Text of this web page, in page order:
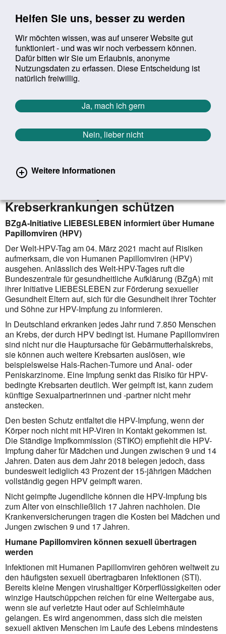
Helfen Sie uns, besser zu werden
Wir möchten wissen, was auf unserer Website gut
funktioniert - und was wir noch verbessern können.
Dafür bitten wir Sie um Erlaubnis, anonyme
Nutzungsdaten zu erfassen. Diese Entscheidung ist
natürlich freiwillig.
Ja, mach ich gern
Nein, lieber nicht
Weitere Informationen
Suchbegriff:
Sie befinden sich hier:
Startseite Aktuelles Aktuelle Meldungen
Aktuelle Meldungen
Zurück zur Übersicht erster
vorheriger
1372/1627
Welt-HPV-Tag: Impfung kann junge
Krebserkrankungen schützen
BZgA-Initiative LIEBESLEBEN informiert über Humane
Papillomviren (HPV)
Der Welt-HPV-Tag am 04. März 2021 macht auf Risiken
aufmerksam, die von Humanen Papillomviren (HPV)
ausgehen. Anlässlich des Welt-HPV-Tages ruft die
Bundeszentrale für gesundheitliche Aufklärung (BZgA) mit
ihrer Initiative LIEBESLEBEN zur Förderung sexueller
Gesundheit Eltern auf, sich für die Gesundheit ihrer Töchter
und Söhne zur HPV-Impfung zu informieren.
In Deutschland erkranken jedes Jahr rund 7.850 Menschen
an Krebs, der durch HPV bedingt ist. Humane Papillomviren
sind nicht nur die Hauptursache für Gebärmutterhalskrebs,
sie können auch weitere Krebsarten auslösen, wie
beispielsweise Hals-Rachen-Tumore und Anal- oder
Peniskarzinome. Eine Impfung senkt das Risiko für HPV-
bedingte Krebsarten deutlich. Wer geimpft ist, kann zudem
künftige Sexualpartnerinnen und -partner nicht mehr
anstecken.
Den besten Schutz entfaltet die HPV-Impfung, wenn der
Körper noch nicht mit HP-Viren in Kontakt gekommen ist.
Die Ständige Impfkommission (STIKO) empfiehlt die HPV-
Impfung daher für Mädchen und Jungen zwischen 9 und 14
Jahren. Daten aus dem Jahr 2018 belegen jedoch, dass
bundesweit lediglich 43 Prozent der 15-jährigen Mädchen
vollständig gegen HPV geimpft waren.
Nicht geimpfte Jugendliche können die HPV-Impfung bis
zum Alter von einschließlich 17 Jahren nachholen. Die
Krankenversicherungen tragen die Kosten bei Mädchen und
Jungen zwischen 9 und 17 Jahren.
Humane Papillomviren können sexuell übertragen
werden
Infektionen mit Humanen Papillomviren gehören weltweit zu
den häufigsten sexuell übertragbaren Infektionen (STI).
Bereits kleine Mengen virushaltiger Körperflüssigkeiten oder
winzige Hautschüppchen reichen für eine Weitergabe aus,
wenn sie auf verletzte Haut oder auf Schleimhäute
gelangen. Es wird angenommen, dass sich die meisten
sexuell aktiven Menschen im Laufe des Lebens mindestens